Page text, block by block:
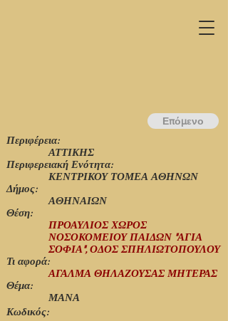
Περιφέρεια:
ΚΕΝΤΡΙΚΟΥ ΤΟΜΕΑ ΑΘΗΝΩΝ
ΑΤΤΙΚΗΣ
Περιφερειακή Ενότητα:
ΑΘΗΝΑΙΩΝ
Δήμος:
Θέση:
ΠΡΟΑΥΛΙΟΣ ΧΩΡΟΣ
ΝΟΣΟΚΟΜΕΙΟΥ ΠΑΙΔΩΝ "ΑΓΙΑ
ΣΟΦΙΑ", ΟΔΟΣ ΣΠΗΛΙΩΤΟΠΟΥΛΟΥ
Τι αφορά:
ΑΓΑΛΜΑ ΘΗΛΑΖΟΥΣΑΣ ΜΗΤΕΡΑΣ
Θέμα:
ΜΑΝΑ
Κωδικός:
Επόμενο